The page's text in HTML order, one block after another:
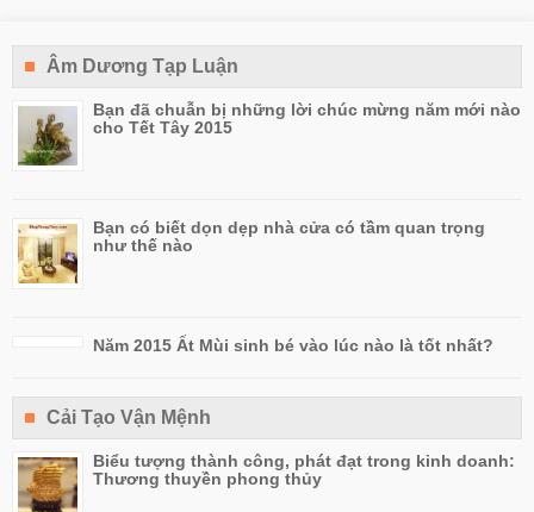
Âm Dương Tạp Luận
Bạn đã chuẫn bị những lời chúc mừng năm mới nào
cho Tết Tây 2015
Bạn có biết dọn dẹp nhà cửa có tầm quan trọng
như thế nào
Năm 2015 Ất Mùi sinh bé vào lúc nào là tốt nhất?
Cải Tạo Vận Mệnh
Biểu tượng thành công, phát đạt trong kinh doanh:
Thương thuyền phong thủy